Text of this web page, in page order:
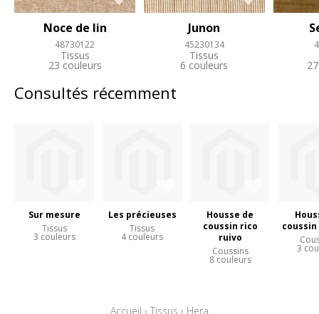
Noce de lin
48730122
Tissus
23 couleurs
Junon
45230134
Tissus
6 couleurs
Consultés récemment
Sur mesure
Tissus
3 couleurs
Les précieuses
Tissus
4 couleurs
Housse de
coussin rico
ruivo
Coussins
8 couleurs
3
Accueil › Tissus › Hera